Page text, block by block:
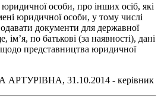
особи, про інших осіб, які
юридичної особи, у тому числі
документи для державної
ім’я, по батькові (за наявності), дані
представництва юридичної
31.10.2014 - керівник